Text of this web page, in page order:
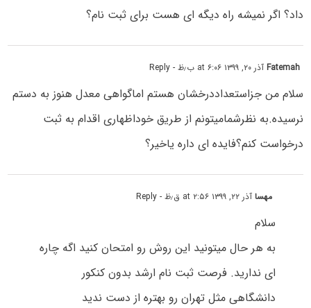
داد؟ اگر نمیشه راه دیگه ای هست برای ثبت نام؟
Fatemahآذر ۲۰, ۱۳۹۹ at ۶:۰۶ ب٫ظ - Reply
سلام من جزاستعداددرخشان هستم اماگواهی معدل هنوز به دستم
نرسیده.به نظرشمامیتونم از طریق خوداظهاری اقدام به ثبت
درخواست کنم؟فایده ای داره یاخیر؟
مهساآذر ۲۲, ۱۳۹۹ at ۲:۵۶ ق٫ظ - Reply
سلام
به هر حال میتونید این روش رو امتحان کنید اگه چاره
ای ندارید. فرصت ثبت نام ارشد بدون کنکور
دانشگاهی مثل تهران رو بهتره از دست ندید